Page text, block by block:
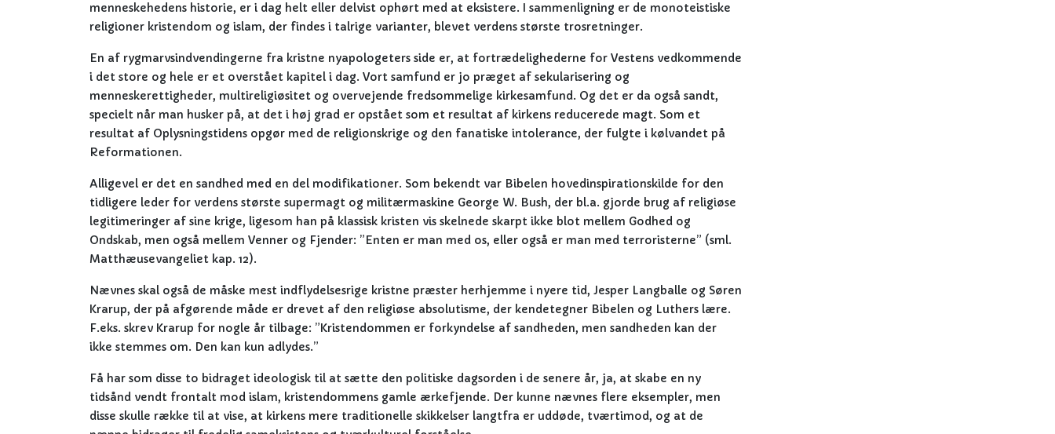
menneskehedens historie, er i dag helt eller delvist ophørt med at eksistere. I sammenligning er de monoteistiske
religioner kristendom og islam, der findes i talrige varianter, blevet verdens største trosretninger.
En af rygmarvsindvendingerne fra kristne nyapologeters side er, at fortrædelighederne for Vestens vedkommende
i det store og hele er et overstået kapitel i dag. Vort samfund er jo præget af sekularisering og
menneskerettigheder, multireligiøsitet og overvejende fredsommelige kirkesamfund. Og det er da også sandt,
specielt når man husker på, at det i høj grad er opstået som et resultat af kirkens reducerede magt. Som et
resultat af Oplysningstidens opgør med de religionskrige og den fanatiske intolerance, der fulgte i kølvandet på
Reformationen.
Alligevel er det en sandhed med en del modifikationer. Som bekendt var Bibelen hovedinspirationskilde for den
tidligere leder for verdens største supermagt og militærmaskine George W. Bush, der bl.a. gjorde brug af religiøse
legitimeringer af sine krige, ligesom han på klassisk kristen vis skelnede skarpt ikke blot mellem Godhed og
Ondskab, men også mellem Venner og Fjender: ”Enten er man med os, eller også er man med terroristerne” (sml.
Matthæusevangeliet kap. 12).
Nævnes skal også de måske mest indflydelsesrige kristne præster herhjemme i nyere tid, Jesper Langballe og Søren
Krarup, der på afgørende måde er drevet af den religiøse absolutisme, der kendetegner Bibelen og Luthers lære.
F.eks. skrev Krarup for nogle år tilbage: ”Kristendommen er forkyndelse af sandheden, men sandheden kan der
ikke stemmes om. Den kan kun adlydes.”
Få har som disse to bidraget ideologisk til at sætte den politiske dagsorden i de senere år, ja, at skabe en ny
tidsånd vendt frontalt mod islam, kristendommens gamle ærkefjende. Der kunne nævnes flere eksempler, men
disse skulle række til at vise, at kirkens mere traditionelle skikkelser langtfra er uddøde, tværtimod, og at de